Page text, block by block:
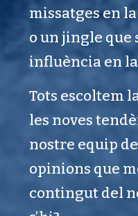
missatges en
o un jingle que
influència en
Tots escoltem
les noves
nostre equip
opinions que
contingut del